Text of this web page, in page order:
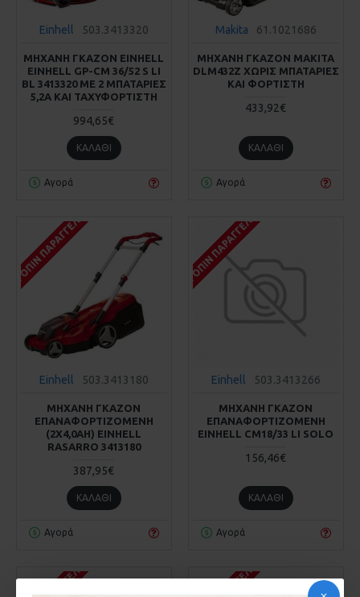
Einhell 503.3413320
ΜΗΧΑΝΗ ΓΚΑΖΟΝ EINHELL
EINHELL GP-CM 36/52 S LI
BL 3413320 ME 2 ΜΠΑΤΑΡΙΕΣ
5,2Α ΚΑΙ ΤΑΧΥΦΟΡΤΙΣΤΗ
994,65€
ΚΑΛΆΘΙ
Αγορά
Makita 61.1021686
ΜΗΧΑΝΗ ΓΚΑΖΟΝ MAKITA
DLM432Z ΧΩΡΙΣ ΜΠΑΤΑΡΙΕΣ
ΚΑΙ ΦΟΡΤΙΣΤΗ
433,92€
ΚΑΛΆΘΙ
Αγορά
ΚΑΤΌΠΙΝ ΠΑΡΑΓΓΕΛΊΑΣ
Einhell 503.3413180
ΜΗΧΑΝΗ ΓΚΑΖΟΝ
ΕΠΑΝΑΦΟΡΤΙΖΟΜΕΝΗ
(2X4,0AH) EINHELL
RASARRO 3413180
387,95€
ΚΑΛΆΘΙ
Αγορά
ΚΑΤΌΠΙΝ ΠΑΡΑΓΓΕΛΊΑΣ
Einhell 503.3413266
ΜΗΧΑΝΗ ΓΚΑΖΟΝ
ΕΠΑΝΑΦΟΡΤΙΖΟΜΕΝΗ
EINHELL CM18/33 LI SOLO
156,46€
ΚΑΛΆΘΙ
Αγορά